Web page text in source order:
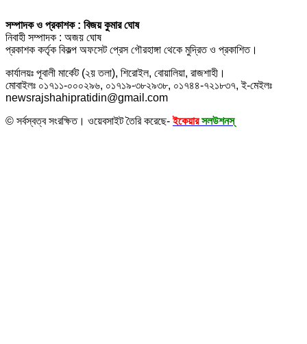
সম্পাদক ও প্রকাশক : বিজয় কুমার ঘোষ
নিবাহী সম্পাদক : অজয় ঘোষ
প্রকাশক কর্তৃক বিকল্প অফসেট প্রেস গৌরহাঙ্গা থেকে মুদ্রিত ও প্রকাশিত।
কার্যালয়ঃ পূবালী মার্কেট (২য় তলা), শিরোইল, বোয়ালিয়া, রাজশাহী।
মোবাইলঃ ০১৭১১-০০০২৯৬, ০১৭১৯-৩৮২৯৩৮, ০১৭৪৪-৭২১৮৩৭, ই-মেইলঃ
newsrajshahipratidin@gmail.com
© সর্বস্বত্ব সংরক্ষিত। ওয়েবসাইট তৈরি করেছে-ইকেয়ার সলউশনস্